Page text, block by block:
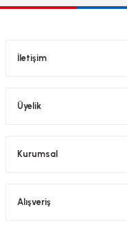
İletişim
Üyelik
Kurumsal
Alışveriş